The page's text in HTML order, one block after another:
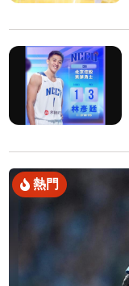
熱門